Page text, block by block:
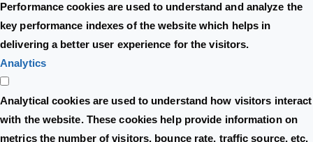
Performance cookies are used to understand and analyze the
key performance indexes of the website which helps in
delivering a better user experience for the visitors.
Analytics
Analytical cookies are used to understand how visitors interact
with the website. These cookies help provide information on
metrics the number of visitors, bounce rate, traffic source, etc.